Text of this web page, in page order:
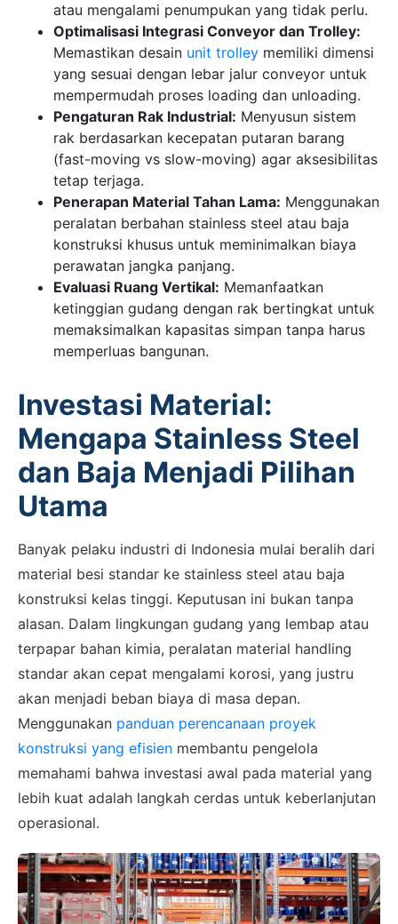
atau mengalami penumpukan yang tidak perlu.
Optimalisasi Integrasi Conveyor dan Trolley:
Memastikan desain unit trolley memiliki dimensi
yang sesuai dengan lebar jalur conveyor untuk
mempermudah proses loading dan unloading.
Pengaturan Rak Industrial: Menyusun sistem
rak berdasarkan kecepatan putaran barang
(fast-moving vs slow-moving) agar aksesibilitas
tetap terjaga.
Penerapan Material Tahan Lama: Menggunakan
peralatan berbahan stainless steel atau baja
konstruksi khusus untuk meminimalkan biaya
perawatan jangka panjang.
Evaluasi Ruang Vertikal: Memanfaatkan
ketinggian gudang dengan rak bertingkat untuk
memaksimalkan kapasitas simpan tanpa harus
memperluas bangunan.
Investasi Material:
Mengapa Stainless Steel
dan Baja Menjadi Pilihan
Utama
Banyak pelaku industri di Indonesia mulai beralih dari
material besi standar ke stainless steel atau baja
konstruksi kelas tinggi. Keputusan ini bukan tanpa
alasan. Dalam lingkungan gudang yang lembap atau
terpapar bahan kimia, peralatan material handling
standar akan cepat mengalami korosi, yang justru
akan menjadi beban biaya di masa depan.
Menggunakan panduan perencanaan proyek
konstruksi yang efisien membantu pengelola
memahami bahwa investasi awal pada material yang
lebih kuat adalah langkah cerdas untuk keberlanjutan
operasional.